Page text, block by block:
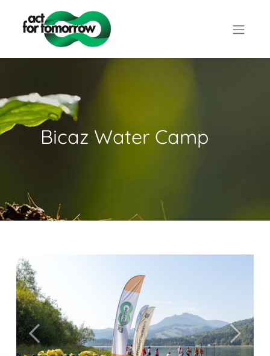
Bicaz Water Camp
Anterior Înainte